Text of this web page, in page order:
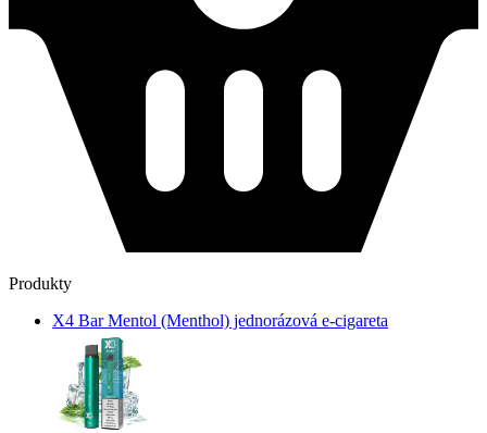
Produkty
X4 Bar Mentol (Menthol) jednorázová e-cigareta